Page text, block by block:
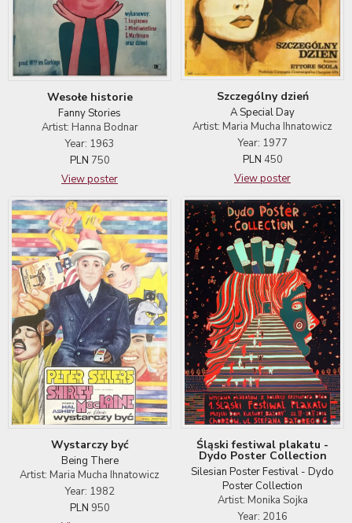
Wesołe historie
Fanny Stories
Artist: Hanna Bodnar
Year: 1963
PLN 750
View poster
Szczególny dzień
A Special Day
Artist: Maria Mucha Ihnatowicz
Year: 1977
PLN 450
View poster
Wystarczy być
Being There
Artist: Maria Mucha Ihnatowicz
Year: 1982
PLN 950
Śląski festiwal plakatu -
Dydo Poster Collection
Silesian Poster Festival - Dydo
Poster Collection
Artist: Monika Sojka
Year: 2016